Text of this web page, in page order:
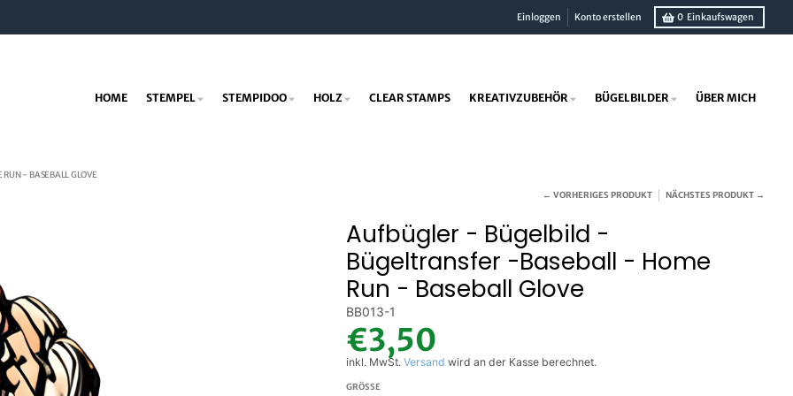
Einloggen Konto erstellen 0 Einkaufswagen
HOME STEMPEL STEMPIDOO HOLZ CLEAR STAMPS KREATIVZUBEHÖR BÜGELBILDER ÜBER MICH
- BASEBALL GLOVE
← VORHERIGES PRODUKT NÄCHSTES PRODUKT →
Aufbügler - Bügelbild -
Bügeltransfer -Baseball - Home
Run - Baseball Glove
BB013-1
€3,50
inkl. MwSt.Versand wird an der Kasse berechnet.
GRÖSSE